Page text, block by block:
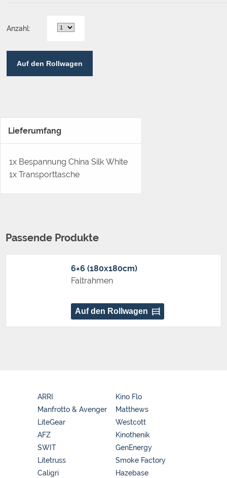
Anzahl:
Auf den Rollwagen
Lieferumfang
1x Bespannung China Silk White
1x Transporttasche
Passende Produkte
6×6 (180x180cm)
Faltrahmen
Auf den Rollwagen
ARRI
Manfrotto & Avenger
LiteGear
AFZ
SWIT
Litetruss
Caligri
Kino Flo
Matthews
Westcott
Kinothenik
GenEnergy
Smoke Factory
Hazebase